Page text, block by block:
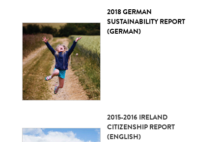
2018 GERMAN
SUSTAINABILITY REPORT
(GERMAN)
2015-2016 IRELAND
CITIZENSHIP REPORT
(ENGLISH)